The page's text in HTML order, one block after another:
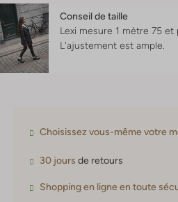
Conseil de taille
Lexi mesure 1 mètre 75 et
L'ajustement est ample
Choisissez vous-même votre
30 jours de retours
Shopping en ligne en toute